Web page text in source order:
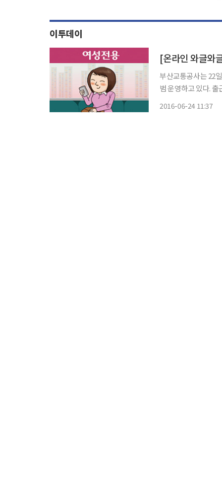
이투데이
부산교통공사는 22
범 운영하고 있다.
2016-06-24 11:37